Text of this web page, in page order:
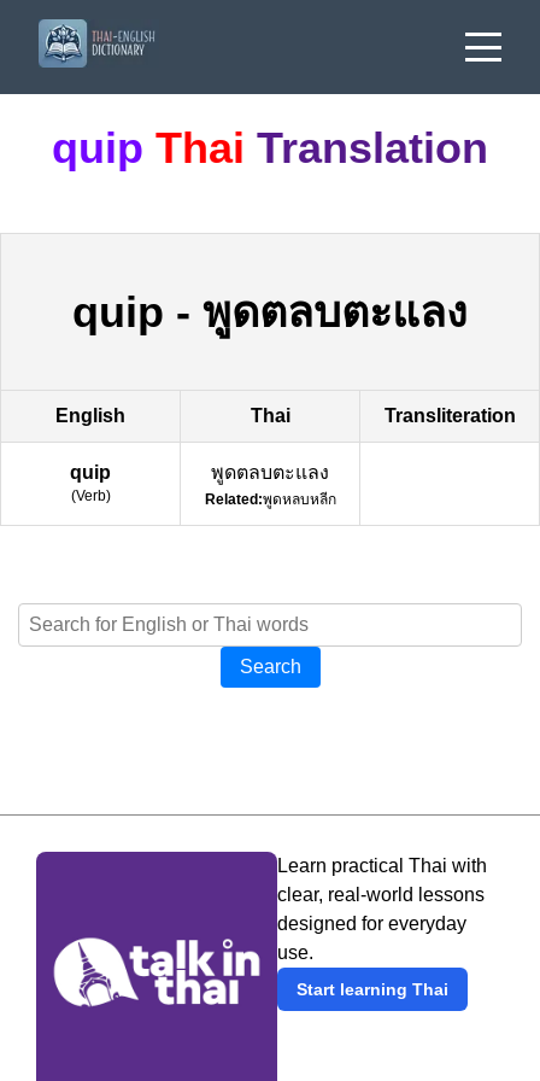
quip Thai Translation
quip - พูดตลบตะแลง
English Thai Transliteration
quip
(Verb)
พูดตลบตะแลง
Related:พูดหลบหลีก
Search
Learn practical Thai with
clear, real-world lessons
designed for everyday
use.
Start learning Thai